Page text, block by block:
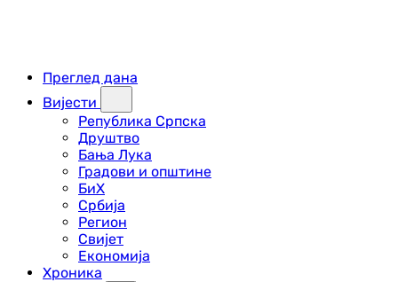
Преглед дана
Вијести
Република Српска
Друштво
Бања Лука
Градови и општине
БиХ
Србија
Регион
Свијет
Економија
Хроника